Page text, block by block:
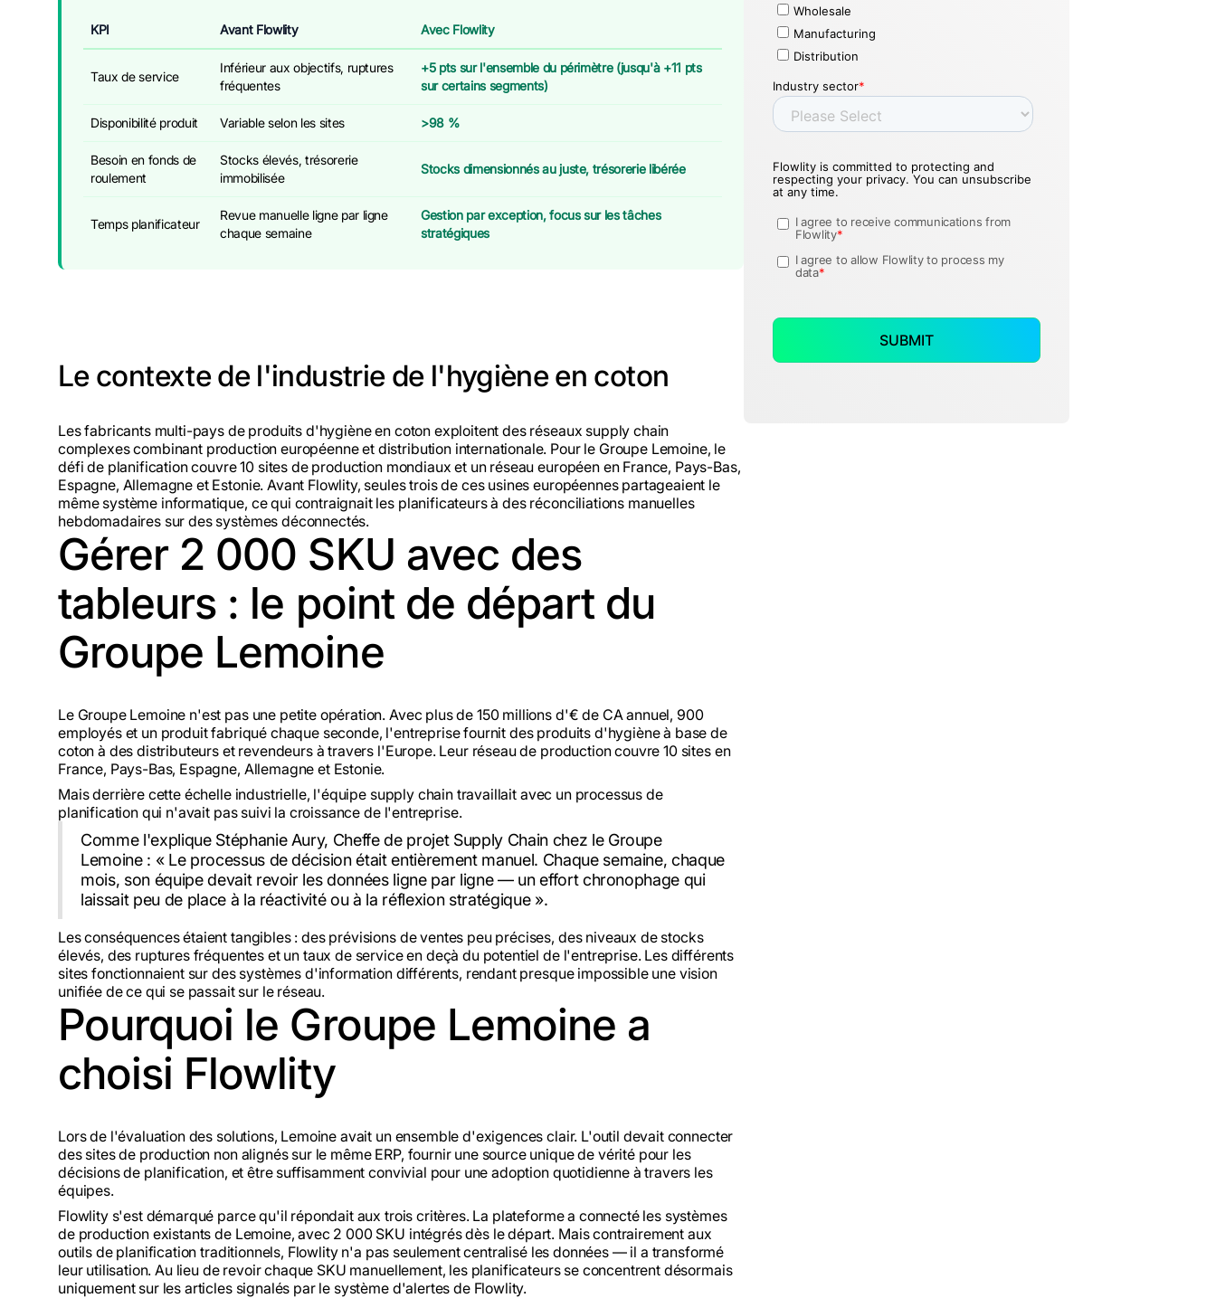
KPI Avant Flowlity Avec Flowlity
Taux de service
Inférieur aux objectifs, ruptures
fréquentes
+5 pts sur l'ensemble du périmètre (jusqu'à +11 pts
sur certains segments)
Disponibilité produit Variable selon les sites >98 %
Besoin en fonds de
roulement
Stocks élevés, trésorerie
immobilisée
Stocks dimensionnés au juste, trésorerie libérée
Temps planificateur
Revue manuelle ligne par ligne
chaque semaine
Gestion par exception, focus sur les tâches
stratégiques
Le contexte de l'industrie de l'hygiène en coton
Les fabricants multi-pays de produits d'hygiène en coton exploitent des réseaux supply chain
complexes combinant production européenne et distribution internationale. Pour le Groupe Lemoine, le
défi de planification couvre 10 sites de production mondiaux et un réseau européen en France, Pays-Bas,
Espagne, Allemagne et Estonie. Avant Flowlity, seules trois de ces usines européennes partageaient le
même système informatique, ce qui contraignait les planificateurs à des réconciliations manuelles
hebdomadaires sur des systèmes déconnectés.
Gérer 2 000 SKU avec des
tableurs : le point de départ du
Groupe Lemoine
Le Groupe Lemoine n'est pas une petite opération. Avec plus de 150 millions d'€ de CA annuel, 900
employés et un produit fabriqué chaque seconde, l'entreprise fournit des produits d'hygiène à base de
coton à des distributeurs et revendeurs à travers l'Europe. Leur réseau de production couvre 10 sites en
France, Pays-Bas, Espagne, Allemagne et Estonie.
Mais derrière cette échelle industrielle, l'équipe supply chain travaillait avec un processus de
planification qui n'avait pas suivi la croissance de l'entreprise.
Comme l'explique Stéphanie Aury, Cheffe de projet Supply Chain chez le Groupe
Lemoine : « Le processus de décision était entièrement manuel. Chaque semaine, chaque
mois, son équipe devait revoir les données ligne par ligne — un effort chronophage qui
laissait peu de place à la réactivité ou à la réflexion stratégique ».
Les conséquences étaient tangibles : des prévisions de ventes peu précises, des niveaux de stocks
élevés, des ruptures fréquentes et un taux de service en deçà du potentiel de l'entreprise. Les différents
sites fonctionnaient sur des systèmes d'information différents, rendant presque impossible une vision
unifiée de ce qui se passait sur le réseau.
Pourquoi le Groupe Lemoine a
choisi Flowlity
Lors de l'évaluation des solutions, Lemoine avait un ensemble d'exigences clair. L'outil devait connecter
des sites de production non alignés sur le même ERP, fournir une source unique de vérité pour les
décisions de planification, et être suffisamment convivial pour une adoption quotidienne à travers les
équipes.
Flowlity s'est démarqué parce qu'il répondait aux trois critères. La plateforme a connecté les systèmes
de production existants de Lemoine, avec 2 000 SKU intégrés dès le départ. Mais contrairement aux
outils de planification traditionnels, Flowlity n'a pas seulement centralisé les données — il a transformé
leur utilisation. Au lieu de revoir chaque SKU manuellement, les planificateurs se concentrent désormais
uniquement sur les articles signalés par le système d'alertes de Flowlity.